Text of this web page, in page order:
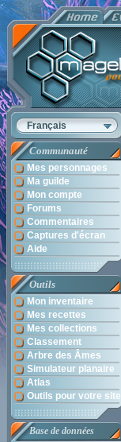
Français
Communauté
Mes personnages
Ma guilde
Mon compte
Forums
Commentaires
Captures d'écran
Aide
Outils
Mon inventaire
Mes recettes
Mes collections
Classement
Arbre des Âmes
Simulateur planaire
Atlas
Outils pour votre site
Base de données